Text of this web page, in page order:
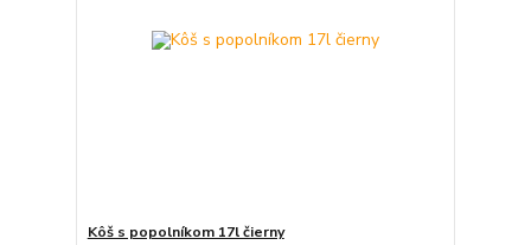
Kôš s popolníkom 17l čierny